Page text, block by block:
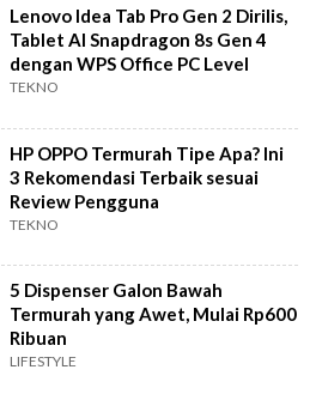
Lenovo Idea Tab Pro Gen 2 Dirilis,
Tablet AI Snapdragon 8s Gen 4
dengan WPS Office PC Level
TEKNO
HP OPPO Termurah Tipe Apa? Ini
3 Rekomendasi Terbaik sesuai
Review Pengguna
TEKNO
5 Dispenser Galon Bawah
Termurah yang Awet, Mulai Rp600
Ribuan
LIFESTYLE